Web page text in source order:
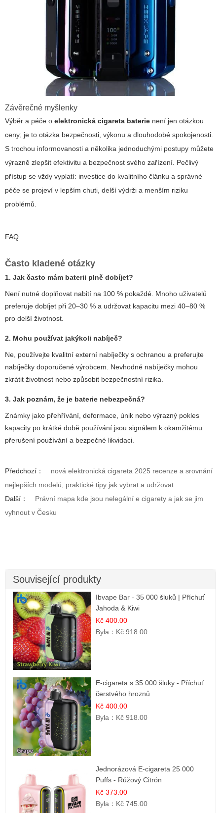
Závěrečné myšlenky
Výběr a péče o elektronická cigareta baterie není jen otázkou
ceny; je to otázka bezpečnosti, výkonu a dlouhodobé spokojenosti.
S trochou informovanosti a několika jednoduchými postupy můžete
výrazně zlepšit efektivitu a bezpečnost svého zařízení. Pečlivý
přístup se vždy vyplatí: investice do kvalitního článku a správné
péče se projeví v lepším chuti, delší výdrži a menším riziku
problémů.
FAQ
Často kladené otázky
1. Jak často mám baterii plně dobíjet?
Není nutné doplňovat nabití na 100 % pokaždé. Mnoho uživatelů
preferuje dobíjet při 20–30 % a udržovat kapacitu mezi 40–80 %
pro delší životnost.
2. Mohu používat jakýkoli nabíječ?
Ne, používejte kvalitní externí nabíječky s ochranou a preferujte
nabíječky doporučené výrobcem. Nevhodné nabíječky mohou
zkrátit životnost nebo způsobit bezpečnostní rizika.
3. Jak poznám, že je baterie nebezpečná?
Známky jako přehřívání, deformace, únik nebo výrazný pokles
kapacity po krátké době používání jsou signálem k okamžitému
přerušení používání a bezpečné likvidaci.
Předchozí：
nová elektronická cigareta 2025 recenze a srovnání
nejlepších modelů, praktické tipy jak vybrat a udržovat
Další：
Právní mapa kde jsou nelegální e cigarety a jak se jim
vyhnout v Česku
Související produkty
Ibvape Bar - 35 000 šluků | Příchuť
Jahoda & Kiwi
Kč 400.00
Byla： Kč 918.00
E-cigareta s 35 000 šluky - Příchuť
čerstvého hroznů
Kč 400.00
Byla： Kč 918.00
Jednorázová E-cigareta 25 000
Puffs - Růžový Citrón
Kč 373.00
Byla： Kč 745.00